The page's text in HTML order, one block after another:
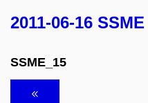
2011-06-16
SSME_15